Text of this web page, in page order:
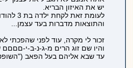
יש את האיזון הבריא.
לעומת זאת לקחת ילדה בת 3 להודו ולהתנהג כאלו אתה בטיול שחרור מהצבא- גם זה לא לעיניין,
והתוצאות מדברות בעד עצמן...
זכור לי מקרה, עוד לפני שהפכתי
והיו שם זוג הרים מ-ג-נ-ב-י-םםםם
עד שבא אליהם בעל הפאב